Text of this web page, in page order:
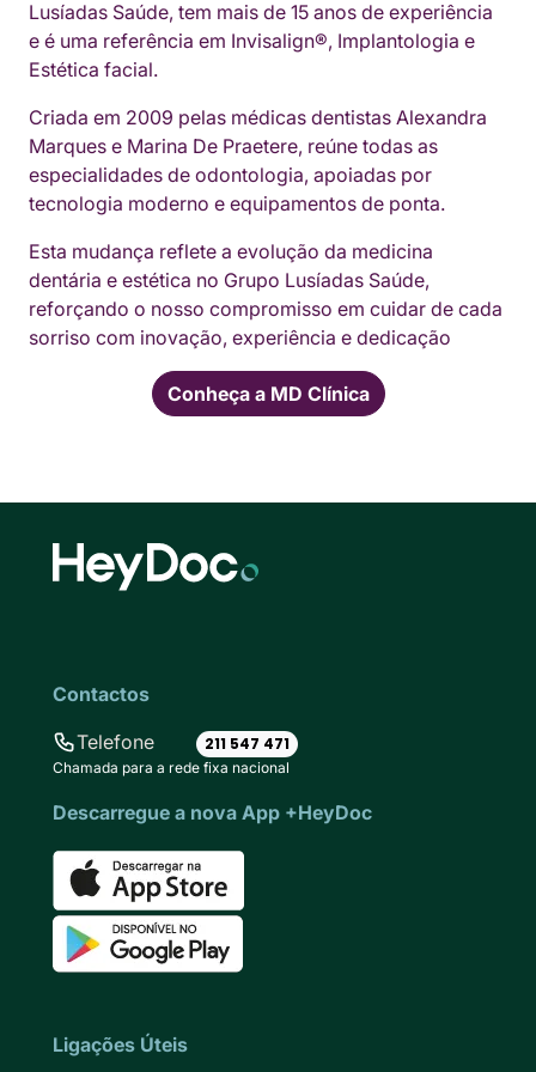
Lusíadas Saúde, tem mais de 15 anos de experiência
e é uma referência em Invisalign®, Implantologia e
Estética facial.
Criada em 2009 pelas médicas dentistas Alexandra
Marques e Marina De Praetere, reúne todas as
especialidades de odontologia, apoiadas por
tecnologia moderno e equipamentos de ponta.
Esta mudança reflete a evolução da medicina
dentária e estética no Grupo Lusíadas Saúde,
reforçando o nosso compromisso em cuidar de cada
sorriso com inovação, experiência e dedicação
Conheça a MD Clínica
Contactos
Telefone 211 547 471
Chamada para a rede fixa nacional
Descarregue a nova App +HeyDoc
Ligações Úteis